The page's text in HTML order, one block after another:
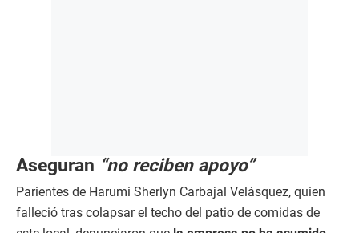
Aseguran “no reciben apoyo”
Parientes de Harumi Sherlyn Carbajal Velásquez, quien
falleció tras colapsar el techo del patio de comidas de